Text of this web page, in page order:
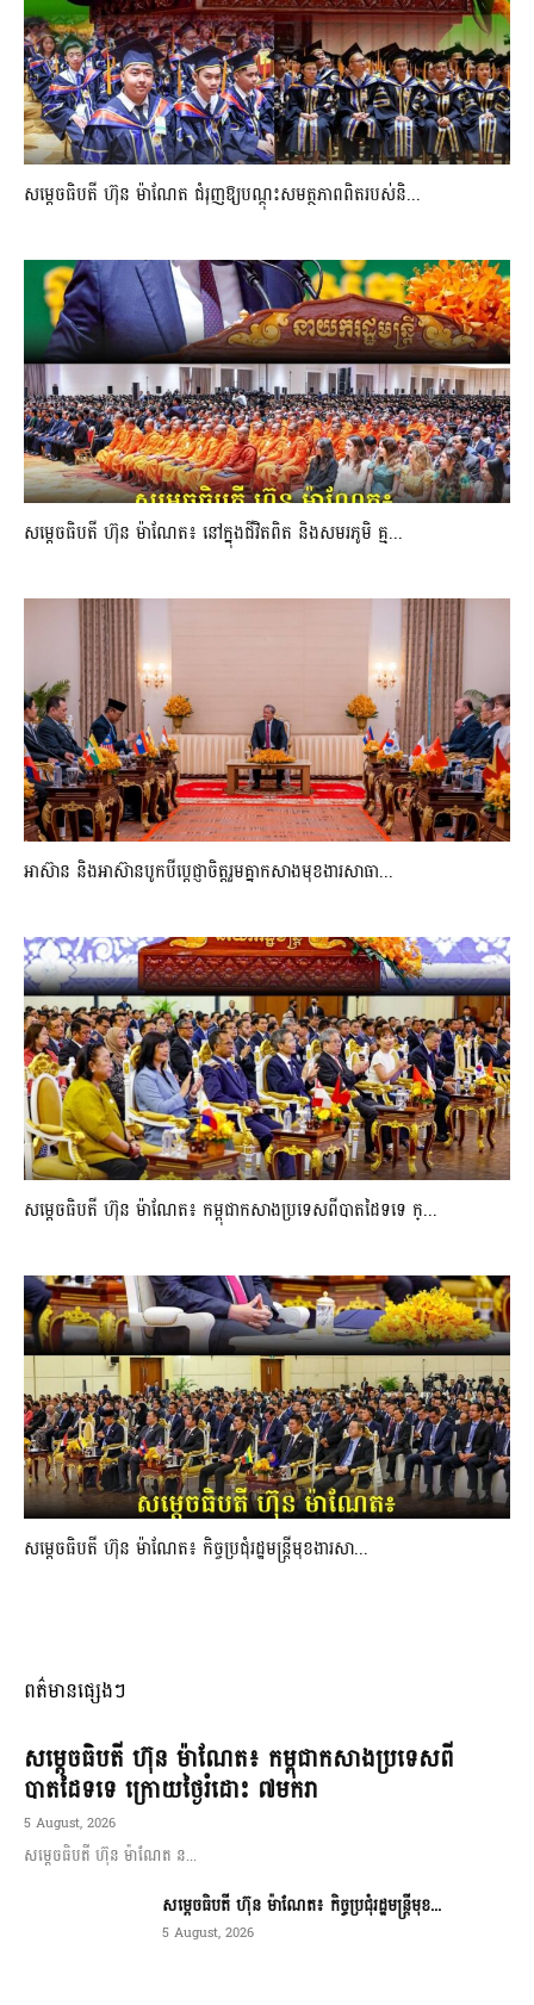
សម្តេចធិបតី ហ៊ុន ម៉ាណែត ជំរុញឱ្យបណ្តុះសមត្ថភាពពិតរបស់និ...
សម្តេចធិបតី ហ៊ុន ម៉ាណែត៖ នៅក្នុងជីវិតពិត និងសមរភូមិ គ្ម...
អាស៊ាន និងអាស៊ានបូកបីប្តេជ្ញាចិត្តរួមគ្នាកសាងមុខងារសាធា...
សម្ដេចធិបតី ហ៊ុន ម៉ាណែត៖ កម្ពុជាកសាងប្រទេសពីបាតដៃទទេ ក្...
សម្ដេចធិបតី ហ៊ុន ម៉ាណែត៖ កិច្ចប្រជុំរដ្ឋមន្ត្រីមុខងារសា...
ពត៌មានផ្សេងៗ
សម្ដេចធិបតី ហ៊ុន ម៉ាណែត៖ កម្ពុជាកសាងប្រទេសពី
បាតដៃទទេ ក្រោយថ្ងៃរំដោះ ៧មករា
5 August, 2026
សម្ដេចធិបតី ហ៊ុន ម៉ាណែត ន...
សម្ដេចធិបតី ហ៊ុន ម៉ាណែត៖ កិច្ចប្រជុំរដ្ឋមន្ត្រីមុខ...
5 August, 2026